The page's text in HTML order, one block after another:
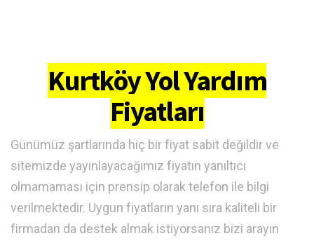
Kurtköy Yol Yardım
Fiyatları
Günümüz şartlarında hiç bir fiyat sabit değildir ve
sitemizde yayınlayacağımız fiyatın yanıltıcı
olmamaması için prensip olarak telefon ile bilgi
verilmektedir. Uygun fiyatların yanı sıra kaliteli bir
firmadan da destek almak istiyorsanız bizi arayın